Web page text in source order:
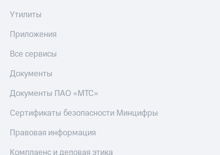
Утилиты
Приложения
Все сервисы
Документы
Документы ПАО «МТС»
Сертификаты безопасности Минцифры
Правовая информация
Комплаенс и деловая этика